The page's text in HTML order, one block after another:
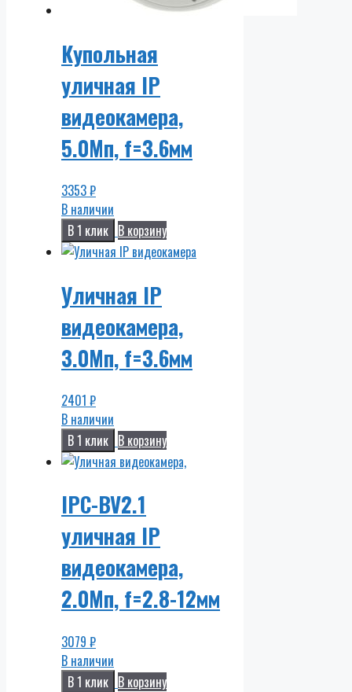
Купольная
уличная IP
видеокамера,
5.0Мп, f=3.6мм
3353₽
В наличии
В 1 клик В корзину
Уличная IP
видеокамера,
3.0Мп, f=3.6мм
2401 ₽
В наличии
В 1 клик В корзину
IPC-BV2.1
уличная IP
видеокамера,
2.0Мп, f=2.8-12мм
3079 ₽
В наличии
В 1 клик В корзину